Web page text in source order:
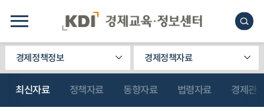
경제정책정보 경제정책자료
최신자료 정책자료 동향자료 법령자료 경제관